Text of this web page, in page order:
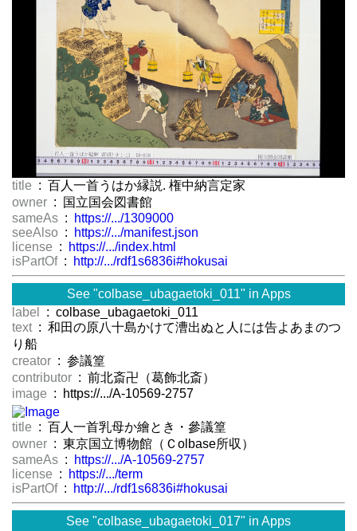
title : 百人一首うはか縁説. 権中納言定家
owner : 国立国会図書館
sameAs :
https://.../1309000
seeAlso :
https://.../manifest.json
license :
https://.../index.html
isPartOf : http://.../rdf1s6836i#hokusai
See "colbase_ubagaetoki_011" in Apps
label
: colbase_ubagaetoki_011
text : 和田の原八十島かけて漕出ぬと人には告よあまのつ
り船
creator : 参議篁
contributor : 前北斎卍（葛飾北斎）
image : https://.../A-10569-2757
title : 百人一首乳母か繪とき・參議篁
owner : 東京国立博物館（Ｃolbase所収）
sameAs :
https://.../A-10569-2757
license :
https://.../term
isPartOf : http://.../rdf1s6836i#hokusai
See "colbase_ubagaetoki_017" in Apps